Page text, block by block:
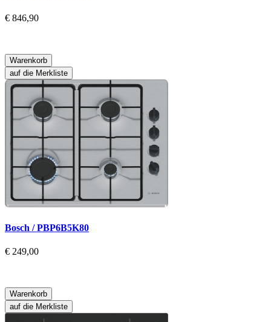
€ 846,90
Warenkorb
auf die Merkliste
Bosch / PBP6B5K80
€ 249,00
Warenkorb
auf die Merkliste